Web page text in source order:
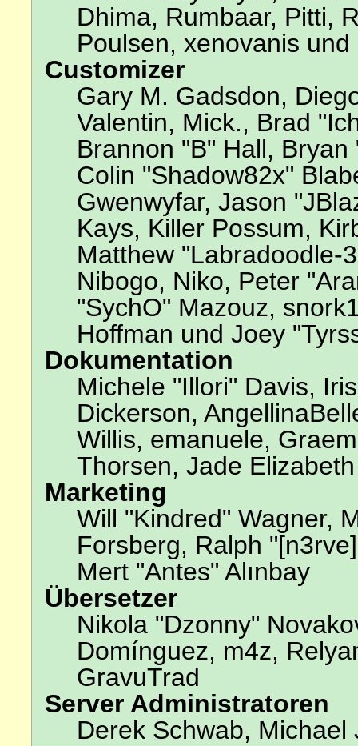
Dhima, Rumbaar, Pitti,
Poulsen, xenovanis und
Customizer
Gary M. Gadsdon,
Valentin, Mick., Brad
Brannon "B" Hall,
Colin "Shadow82x"
Gwenwyfar, Jason
Kays, Killer Possum,
Matthew "Labradoodle-
Nibogo, Niko, Peter
"SychO" Mazouz,
Hoffman und Joey
Dokumentation
Michele "Illori" Davis,
Dickerson,
Willis, emanuele,
Thorsen, Jade
Marketing
Will "Kindred" Wagner,
Forsberg, Ralph
Mert "Antes" Alınbay
Übersetzer
Nikola "Dzonny"
Domínguez, m4z,
GravuTrad
Server Administratoren
Derek Schwab,